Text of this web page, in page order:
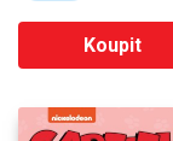
Koupit